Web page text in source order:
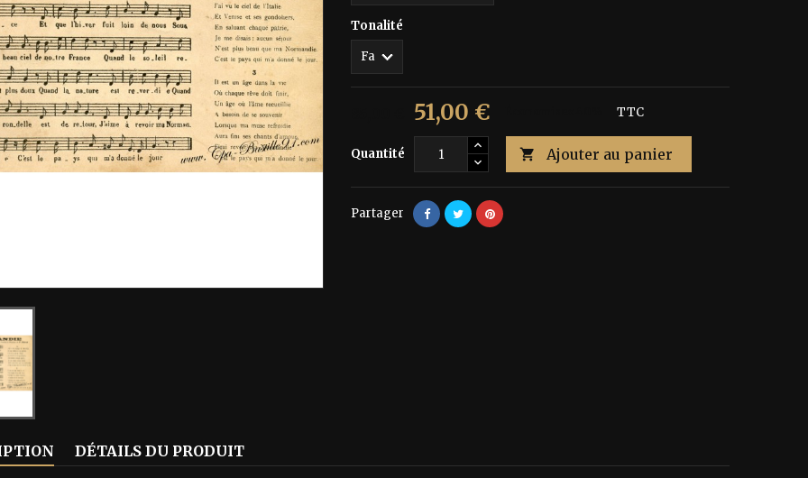
Tonalité
51,00 € TTC
Quantité  Ajouter au panier
Partager
DÉTAILS DU PRODUIT